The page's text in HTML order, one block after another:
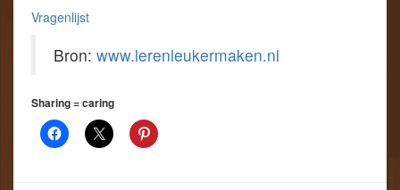
Vragenlijst
Bron: www.lerenleukermaken.nl
Sharing = caring